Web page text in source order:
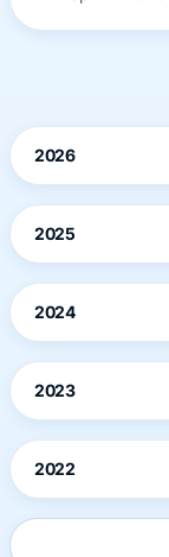
2026
2025
2024
2023
2022